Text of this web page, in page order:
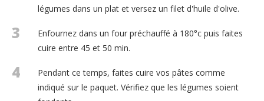
légumes dans un plat et versez un filet d'huile d'olive.
3
Enfournez dans un four préchauffé à 180°c puis faites
cuire entre 45 et 50 min.
4
Pendant ce temps, faites cuire vos pâtes comme
indiqué sur le paquet. Vérifiez que les légumes soient